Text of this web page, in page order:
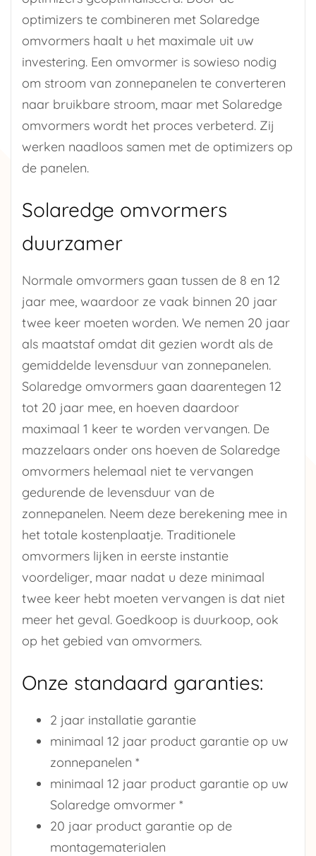
optimizers te combineren met Solaredge
omvormers haalt u het maximale uit uw
investering. Een omvormer is sowieso nodig
om stroom van zonnepanelen te converteren
naar bruikbare stroom, maar met Solaredge
omvormers wordt het proces verbeterd. Zij
werken naadloos samen met de optimizers op
de panelen.
Solaredge omvormers
duurzamer
Normale omvormers gaan tussen de 8 en 12
jaar mee, waardoor ze vaak binnen 20 jaar
twee keer moeten worden. We nemen 20 jaar
als maatstaf omdat dit gezien wordt als de
gemiddelde levensduur van zonnepanelen.
Solaredge omvormers gaan daarentegen 12
tot 20 jaar mee, en hoeven daardoor
maximaal 1 keer te worden vervangen. De
mazzelaars onder ons hoeven de Solaredge
omvormers helemaal niet te vervangen
gedurende de levensduur van de
zonnepanelen. Neem deze berekening mee in
het totale kostenplaatje. Traditionele
omvormers lijken in eerste instantie
voordeliger, maar nadat u deze minimaal
twee keer hebt moeten vervangen is dat niet
meer het geval. Goedkoop is duurkoop, ook
op het gebied van omvormers.
Onze standaard garanties:
2 jaar installatie garantie
minimaal 12 jaar product garantie op uw
zonnepanelen *
minimaal 12 jaar product garantie op uw
Solaredge omvormer *
20 jaar product garantie op de
montagematerialen